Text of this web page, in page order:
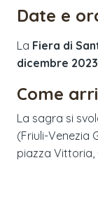
Date e
La Fiera di
dicembre 2023
Come
La sagra si
(Friuli-Venezia
piazza Vittoria,